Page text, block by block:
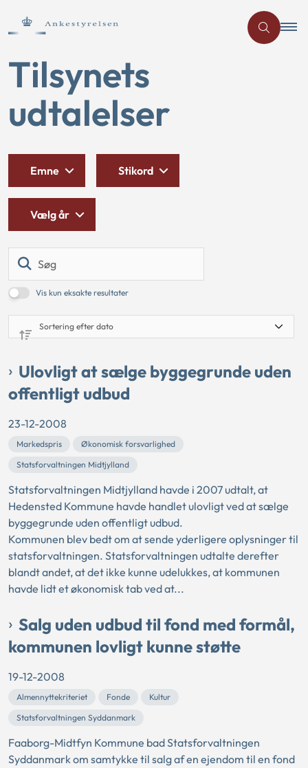
Tilsynets
udtalelser
Vis kun eksakte resultater
Emne Stikord
Vælg år
Ulovligt at sælge byggegrunde uden
offentligt udbud
23-12-2008
Markedspris
Økonomisk forsvarlighed
Statsforvaltningen Midtjylland
Statsforvaltningen Midtjylland havde i 2007 udtalt, at
Hedensted Kommune havde handlet ulovligt ved at sælge
byggegrunde uden offentligt udbud.
Kommunen blev bedt om at sende yderligere oplysninger til
statsforvaltningen. Statsforvaltningen udtalte derefter
blandt andet, at det ikke kunne udelukkes, at kommunen
havde lidt et økonomisk tab ved at...
Salg uden udbud til fond med formål,
kommunen lovligt kunne støtte
19-12-2008
Almennyttekriteriet Fonde
Kultur
Statsforvaltningen Syddanmark
Faaborg-Midtfyn Kommune bad Statsforvaltningen
Syddanmark om samtykke til salg af en ejendom til en fond